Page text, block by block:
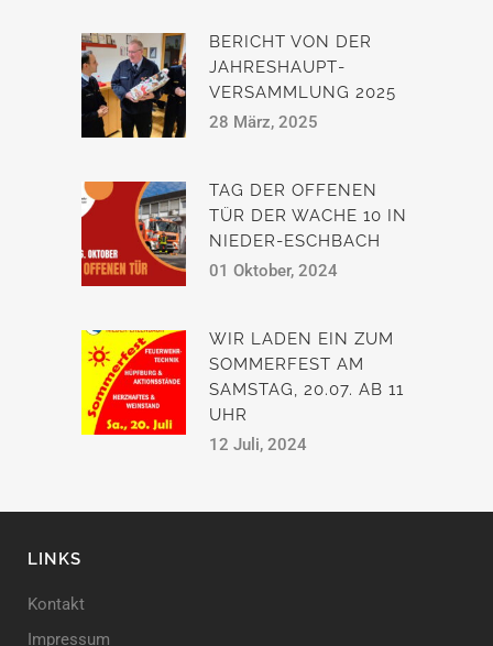
BERICHT VON DER
JAHRESHAUPT­
VERSAMMLUNG 2025
28 März, 2025
TAG DER OFFENEN
TÜR DER WACHE 10 IN
NIEDER-ESCHBACH
01 Oktober, 2024
WIR LADEN EIN ZUM
SOMMERFEST AM
SAMSTAG, 20.07. AB 11
UHR
12 Juli, 2024
LINKS
Kontakt
Impressum